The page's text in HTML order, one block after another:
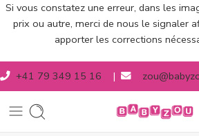
Si vous constatez une erreur, dans les
prix ou autre, merci de nous le signaler
apporter les corrections
+41 79 349 15 16 |